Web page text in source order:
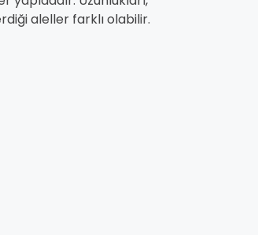
aleller farklı olabilir.